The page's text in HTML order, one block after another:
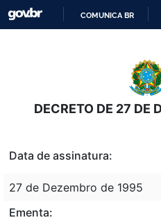
O
COMUNICA BR
DECRETO DE 27 DE
Data de assinatura:
27 de Dezembro de 1995
Ementa: